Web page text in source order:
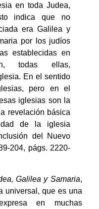
en toda Judea,
indica que no
era Galilea y
por los judíos
establecidas en
todas ellas,
En el sentido
pero en el
iglesias son la
revelación básica
de la iglesia
del Nuevo
204, págs. 2220-
Galilea y Samaria,
universal, que es una
en muchas